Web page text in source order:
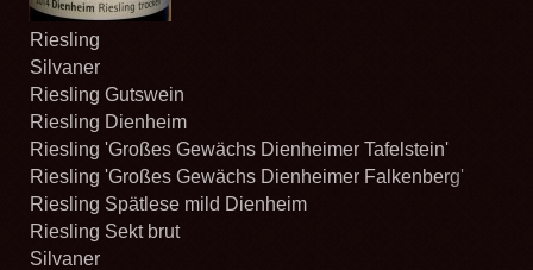
Riesling
Silvaner
Riesling Gutswein
Riesling Dienheim
Riesling 'Großes Gewächs Dienheimer Tafelstein'
Riesling 'Großes Gewächs Dienheimer Falkenberg'
Riesling Spätlese mild Dienheim
Riesling Sekt brut
Silvaner